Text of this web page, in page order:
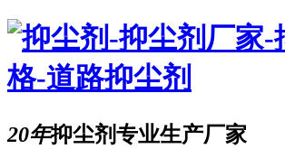
20年抑尘剂专业生产厂家